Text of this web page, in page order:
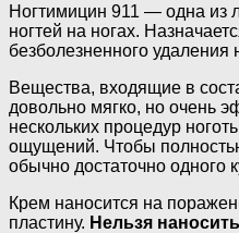
Ногтимицин 911 — одна из
ногтей на ногах.
безболезненного удаления
Вещества, входящие в
довольно мягко, но очень
нескольких процедур
ощущений. Чтобы
обычно достаточно одного
Крем наносится на
пластину. Нельзя